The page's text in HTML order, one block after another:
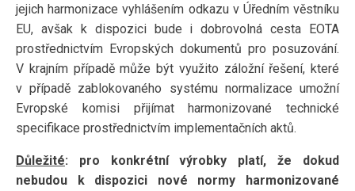
jejich harmonizace vyhlášením odkazu v Úředním věstníku
EU, avšak k dispozici bude i dobrovolná cesta EOTA
prostřednictvím Evropských dokumentů pro posuzování.
V krajním případě může být využito záložní řešení, které
v případě zablokovaného systému normalizace umožní
Evropské komisi přijímat harmonizované technické
specifikace prostřednictvím implementačních aktů.
Důležité: pro konkrétní výrobky platí, že dokud
nebudou k dispozici nové normy harmonizované